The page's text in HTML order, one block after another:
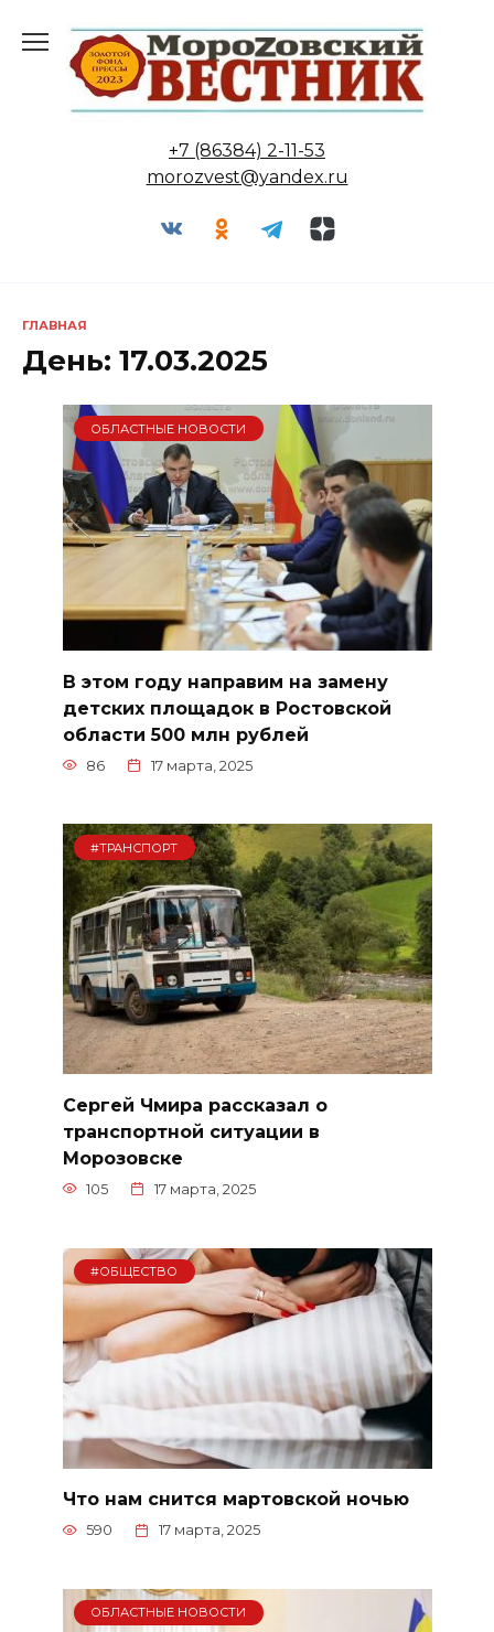
содержанию
+7 (86384) 2-11-53
morozvest@yandex.ru
ГЛАВНАЯ
День: 17.03.2025
ОБЛАСТНЫЕ НОВОСТИ
В этом году направим на замену
детских площадок в Ростовской
области 500 млн рублей
86 17 марта, 2025
#ТРАНСПОРТ
Сергей Чмира рассказал о
транспортной ситуации в
Морозовске
105 17 марта, 2025
#ОБЩЕСТВО
Что нам снится мартовской ночью
590 17 марта, 2025
ОБЛАСТНЫЕ НОВОСТИ